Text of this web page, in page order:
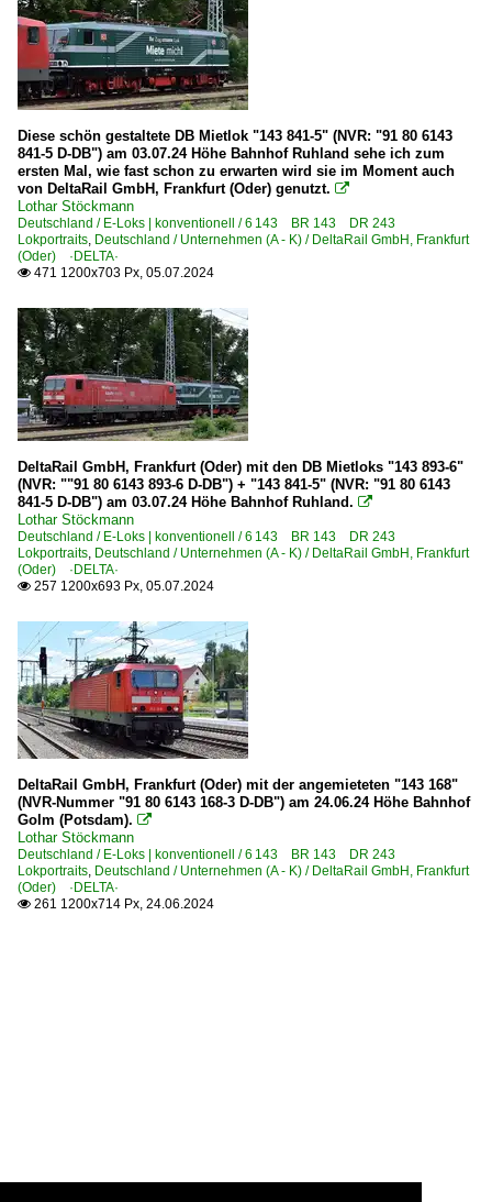
Diese schön gestaltete DB Mietlok "143 841-5" (NVR: "91 80 6143
841-5 D-DB") am 03.07.24 Höhe Bahnhof Ruhland sehe ich zum
ersten Mal, wie fast schon zu erwarten wird sie im Moment auch
von DeltaRail GmbH, Frankfurt (Oder) genutzt. 
Lothar Stöckmann
Deutschland / E-Loks | konventionell / 6 143 BR 143 DR 243
Lokportraits, Deutschland / Unternehmen (A - K) / DeltaRail GmbH, Frankfurt
(Oder) ·DELTA·
 471 1200x703 Px, 05.07.2024
DeltaRail GmbH, Frankfurt (Oder) mit den DB Mietloks "143 893-6"
(NVR: ""91 80 6143 893-6 D-DB") + "143 841-5" (NVR: "91 80 6143
841-5 D-DB") am 03.07.24 Höhe Bahnhof Ruhland. 
Lothar Stöckmann
Deutschland / E-Loks | konventionell / 6 143 BR 143 DR 243
Lokportraits, Deutschland / Unternehmen (A - K) / DeltaRail GmbH, Frankfurt
(Oder) ·DELTA·
 257 1200x693 Px, 05.07.2024
DeltaRail GmbH, Frankfurt (Oder) mit der angemieteten "143 168"
(NVR-Nummer "91 80 6143 168-3 D-DB") am 24.06.24 Höhe Bahnhof
Golm (Potsdam). 
Lothar Stöckmann
Deutschland / E-Loks | konventionell / 6 143 BR 143 DR 243
Lokportraits, Deutschland / Unternehmen (A - K) / DeltaRail GmbH, Frankfurt
(Oder) ·DELTA·
 261 1200x714 Px, 24.06.2024